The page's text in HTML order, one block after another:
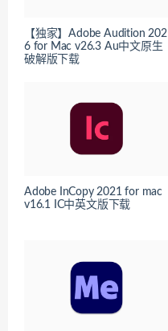
【独家】Adobe Audition 202
6 for Mac v26.3 Au中文原生
破解版下载
Adobe InCopy 2021 for mac
v16.1 IC中英文版下载